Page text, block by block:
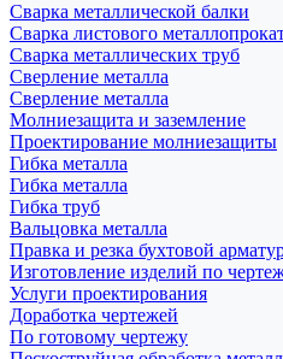
Сварка металлической балки
Сварка листового
Сварка металлических труб
Сверление металла
Сверление металла
Молниезащита и заземление
Проектирование молниезащиты
Гибка металла
Гибка металла
Гибка труб
Вальцовка металла
Правка и резка бухтовой
Изготовление изделий по
Услуги проектирования
Доработка чертежей
По готовому чертежу